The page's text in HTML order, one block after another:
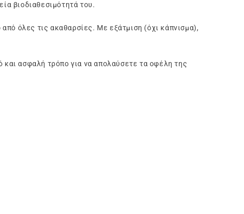
βιοδιαθεσιμότητά του.
όλες τις ακαθαρσίες. Με εξάτμιση (όχι κάπνισμα),
και ασφαλή τρόπο για να απολαύσετε τα οφέλη της